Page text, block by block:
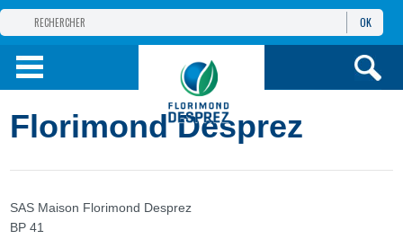
GROUPE
PRODUITS
OK
Florimond Desprez
SAS Maison Florimond Desprez
BP 41